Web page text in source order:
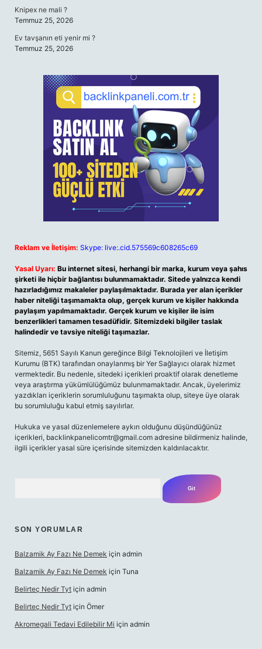
Knipex ne mali ?
Temmuz 25, 2026
Ev tavşanın eti yenir mi ?
Temmuz 25, 2026
Reklam ve İletişim: Skype: live:.cid.575569c608265c69
Yasal Uyarı: Bu internet sitesi, herhangi bir marka, kurum veya şahıs
şirketi ile hiçbir bağlantısı bulunmamaktadır. Sitede yalnızca kendi
hazırladığımız makaleler paylaşılmaktadır. Burada yer alan içerikler
haber niteliği taşımamakta olup, gerçek kurum ve kişiler hakkında
paylaşım yapılmamaktadır. Gerçek kurum ve kişiler ile isim
benzerlikleri tamamen tesadüfidir. Sitemizdeki bilgiler taslak
halindedir ve tavsiye niteliği taşımazlar.
Sitemiz, 5651 Sayılı Kanun gereğince Bilgi Teknolojileri ve İletişim
Kurumu (BTK) tarafından onaylanmış bir Yer Sağlayıcı olarak hizmet
vermektedir. Bu nedenle, sitedeki içerikleri proaktif olarak denetleme
veya araştırma yükümlülüğümüz bulunmamaktadır. Ancak, üyelerimiz
yazdıkları içeriklerin sorumluluğunu taşımakta olup, siteye üye olarak
bu sorumluluğu kabul etmiş sayılırlar.
Hukuka ve yasal düzenlemelere aykırı olduğunu düşündüğünüz
içerikleri, backlinkpanelicomtr@gmail.com adresine bildirmeniz halinde,
ilgili içerikler yasal süre içerisinde sitemizden kaldırılacaktır.
SON YORUMLAR
Balzamik Ay Fazı Ne Demek için admin
Balzamik Ay Fazı Ne Demek için Tuna
Belirteç Nedir Tyt için admin
Belirteç Nedir Tyt için Ömer
Akromegali Tedavi Edilebilir Mi için admin